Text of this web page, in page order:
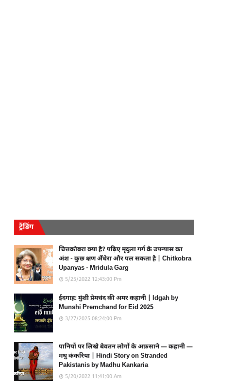
ट्रेंडिंग
चित्तकोबरा क्या है? पढ़िए मृदुला गर्ग के उपन्यास का
अंश - कुछ क्षण अँधेरा और पल सकता है | Chitkobra
Upanyas - Mridula Garg
5/25/2022 12:43:00 Pm
ईदगाह: मुंशी प्रेमचंद की अमर कहानी | Idgah by
Munshi Premchand for Eid 2025
3/27/2025 08:24:00 Pm
पानियों पर लिखे बेवतन लोगों के अफ़साने — कहानी —
मधु कंकरिया | Hindi Story on Stranded
Pakistanis by Madhu Kankaria
5/20/2022 11:41:00 Am